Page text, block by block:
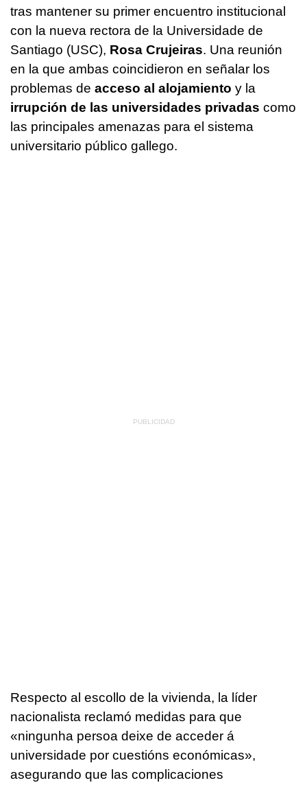
tras mantener su primer encuentro institucional
con la nueva rectora de la Universidade de
Santiago (USC), Rosa Crujeiras. Una reunión
en la que ambas coincidieron en señalar los
problemas de acceso al alojamiento y la
irrupción de las universidades privadas como
las principales amenazas para el sistema
universitario público gallego.
Respecto al escollo de la vivienda, la líder
nacionalista reclamó medidas para que
«ningunha persoa deixe de acceder á
universidade por cuestións económicas»,
asegurando que las complicaciones